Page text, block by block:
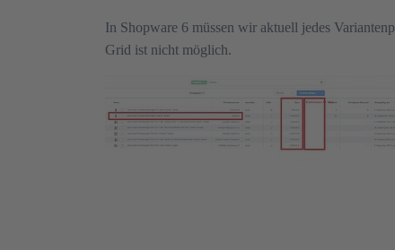
In Shopware 6 müssen wir aktuell jedes
Grid ist nicht möglich.